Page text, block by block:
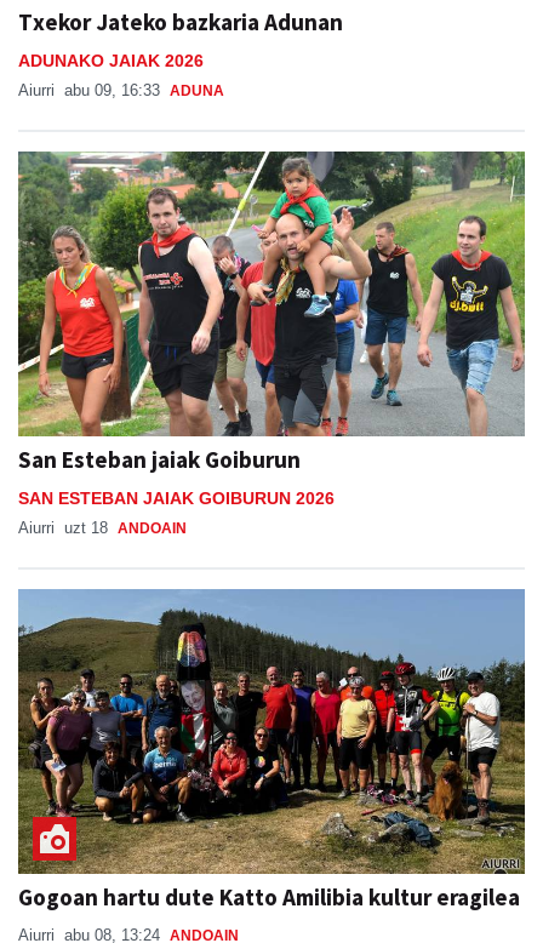
Txekor Jateko bazkaria Adunan
ADUNAKO JAIAK 2026
Aiurri abu 09, 16:33 ADUNA
San Esteban jaiak Goiburun
SAN ESTEBAN JAIAK GOIBURUN 2026
Aiurri uzt 18 ANDOAIN
Gogoan hartu dute Katto Amilibia kultur eragilea
Aiurri abu 08, 13:24 ANDOAIN